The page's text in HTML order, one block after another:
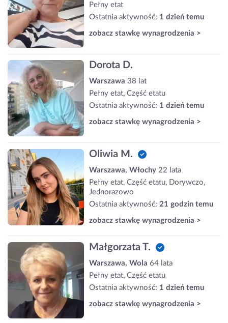
Pełny etat
Ostatnia aktywność: 1 dzień temu
zobacz stawkę wynagrodzenia >
Dorota D.
Warszawa 38 lat
Pełny etat, Część etatu
Ostatnia aktywność: 1 dzień temu
zobacz stawkę wynagrodzenia >
Oliwia M.
Warszawa, Włochy 22 lata
Pełny etat, Część etatu, Dorywczo,
Jednorazowo
Ostatnia aktywność: 21 godzin temu
zobacz stawkę wynagrodzenia >
Małgorzata T.
Warszawa, Wola 64 lata
Pełny etat, Część etatu
Ostatnia aktywność: 1 dzień temu
zobacz stawkę wynagrodzenia >